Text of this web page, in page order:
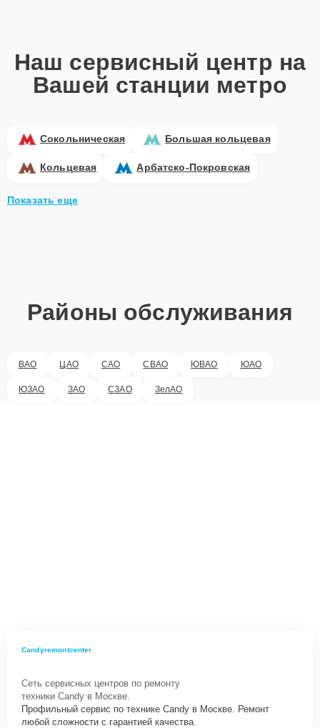
Наш сервисный центр на
Вашей станции метро
Сокольническая Большая кольцевая
Кольцевая Арбатско-Покровская
Показать еще
Районы обслуживания
ВАО ЦАО САО СВАО ЮВАО ЮАО
ЮЗАО ЗАО СЗАО ЗелАО
Candyremontcenter
Сеть сервисных центров по ремонту
техники Candy в Москве.
Профильный сервис по технике Candy в Москве. Ремонт
любой сложности с гарантией качества.